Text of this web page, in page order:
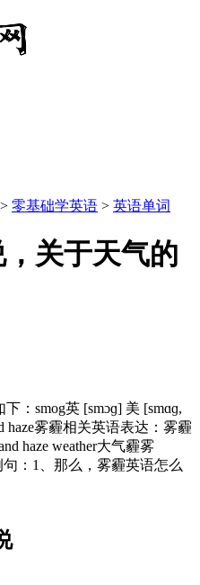
> 零基础学英语 > 英语单词
关于天气的
：smog英 [smɔɡ] 美 [smɑɡ,
haze雾霾相关英语表达：雾霾
haze weather大气霾雾
句：1、那么，雾霾英语怎么